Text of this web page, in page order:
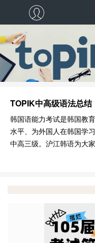
TOPIK中高级语法总结
韩国语能力考试是韩国教
水平、为外国人在韩国学
中高三级。沪江韩语为大